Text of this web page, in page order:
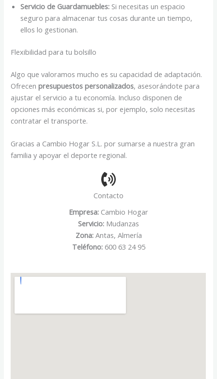
Servicio de Guardamuebles: Si necesitas un espacio
seguro para almacenar tus cosas durante un tiempo,
ellos lo gestionan.
Flexibilidad para tu bolsillo
Algo que valoramos mucho es su capacidad de adaptación.
Ofrecenpresupuestos personalizados, asesorándote para
ajustar el servicio a tu economía. Incluso disponen de
opciones más económicas si, por ejemplo, solo necesitas
contratar el transporte.
Gracias a Cambio Hogar S.L. por sumarse a nuestra gran
familia y apoyar el deporte regional.
Contacto
Empresa: Cambio Hogar
Servicio: Mudanzas
Zona:Antas, Almería
Teléfono:600 63 24 95